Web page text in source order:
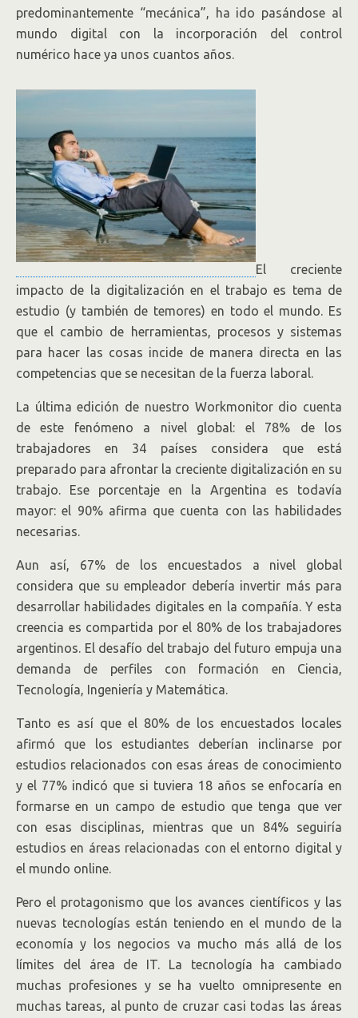
predominantemente “mecánica”, ha ido pasándose al
mundo digital con la incorporación del control
numérico hace ya unos cuantos años.
El creciente
impacto de la digitalización en el trabajo es tema de
estudio (y también de temores) en todo el mundo. Es
que el cambio de herramientas, procesos y sistemas
para hacer las cosas incide de manera directa en las
competencias que se necesitan de la fuerza laboral.
La última edición de nuestro Workmonitor dio cuenta
de este fenómeno a nivel global: el 78% de los
trabajadores en 34 países considera que está
preparado para afrontar la creciente digitalización en su
trabajo. Ese porcentaje en la Argentina es todavía
mayor: el 90% afirma que cuenta con las habilidades
necesarias.
Aun así, 67% de los encuestados a nivel global
considera que su empleador debería invertir más para
desarrollar habilidades digitales en la compañía. Y esta
creencia es compartida por el 80% de los trabajadores
argentinos. El desafío del trabajo del futuro empuja una
demanda de perfiles con formación en Ciencia,
Tecnología, Ingeniería y Matemática.
Tanto es así que el 80% de los encuestados locales
afirmó que los estudiantes deberían inclinarse por
estudios relacionados con esas áreas de conocimiento
y el 77% indicó que si tuviera 18 años se enfocaría en
formarse en un campo de estudio que tenga que ver
con esas disciplinas, mientras que un 84% seguiría
estudios en áreas relacionadas con el entorno digital y
el mundo online.
Pero el protagonismo que los avances científicos y las
nuevas tecnologías están teniendo en el mundo de la
economía y los negocios va mucho más allá de los
límites del área de IT. La tecnología ha cambiado
muchas profesiones y se ha vuelto omnipresente en
muchas tareas, al punto de cruzar casi todas las áreas